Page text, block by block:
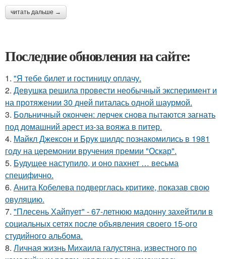
читать дальше →
Последние обновления на сайте:
1. "Я тебе билет и гостиницу оплачу.
2. Девушка решила провести необычный эксперимент и
на протяжении 30 дней питалась одной шаурмой.
3. Больничный окончен: лерчек снова пытаются загнать
под домашний арест из-за вояжа в питер.
4. Майкл Джексон и Брук шилдс познакомились в 1981
году на церемонии вручения премии "Оскар".
5. Будущее наступило, и оно пахнет … весьма
специфично.
6. Анита Кобелева подверглась критике, показав свою
овуляцию.
7. "Плесень Хайпует" - 67-летнюю мадонну захейтили в
социальных сетях после объявления своего 15-ого
студийного альбома.
8. Личная жизнь Михаила галустяна, известного по